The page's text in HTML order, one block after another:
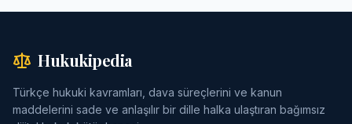
Hukukipedia
Türkçe hukuki kavramları, dava süreçlerini ve kanun
maddelerini sade ve anlaşılır bir dille halka ulaştıran bağımsız